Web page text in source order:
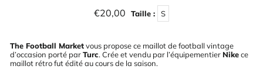
Prix
régulier
€20,00 Taille : S
The Football Marketvous propose ce maillot de football vintage
d’occasion porté parTurc. Crée et vendu par l’équipementier Nikece
maillot rétro fut édité au cours de la saison.